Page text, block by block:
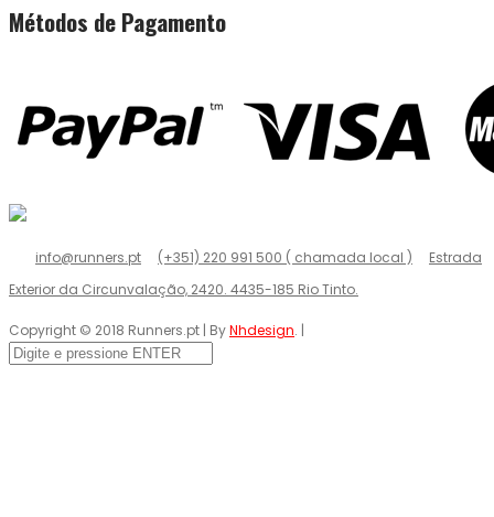
Métodos de Pagamento
info@runners.pt (+351) 220 991 500 ( chamada local )
Estrada
Exterior da Circunvalação, 2420. 4435-185 Rio Tinto.
Copyright © 2018 Runners.pt | ByNhdesign. |